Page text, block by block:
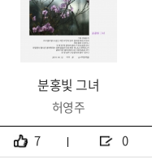
분홍빛 그녀
허영주
7
0